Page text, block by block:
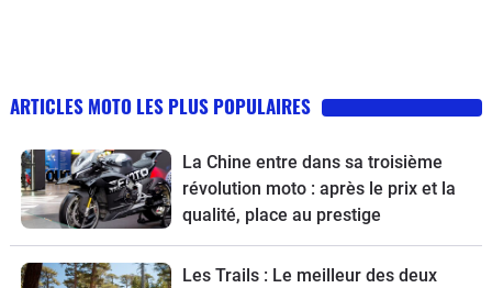
ARTICLES MOTO LES PLUS POPULAIRES
La Chine entre dans sa troisième
révolution moto : après le prix et la
qualité, place au prestige
Les Trails : Le meilleur des deux